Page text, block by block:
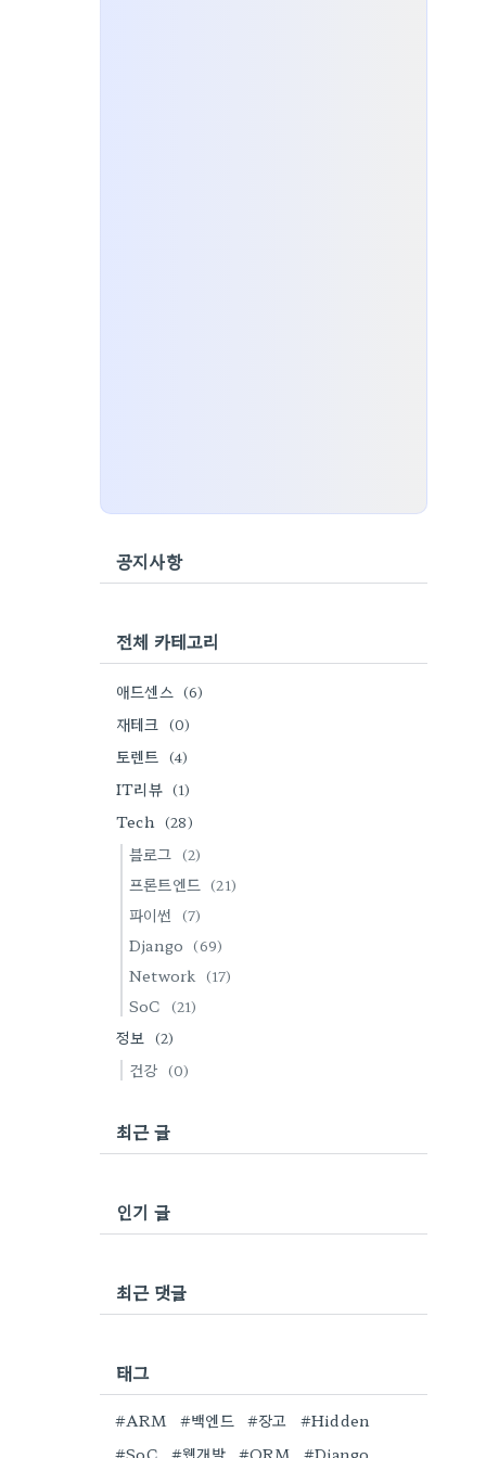
공지사항
전체 카테고리
애드센스 (6)
재테크 (0)
토렌트 (4)
IT리뷰 (1)
Tech (28)
블로그 (2)
프론트엔드 (21)
파이썬 (7)
Django (69)
Network (17)
SoC (21)
정보 (2)
건강 (0)
최근 글
인기 글
최근 댓글
태그
#ARM #백엔드 #장고
#Hidden
#SoC
#웹개발 #ORM #Django